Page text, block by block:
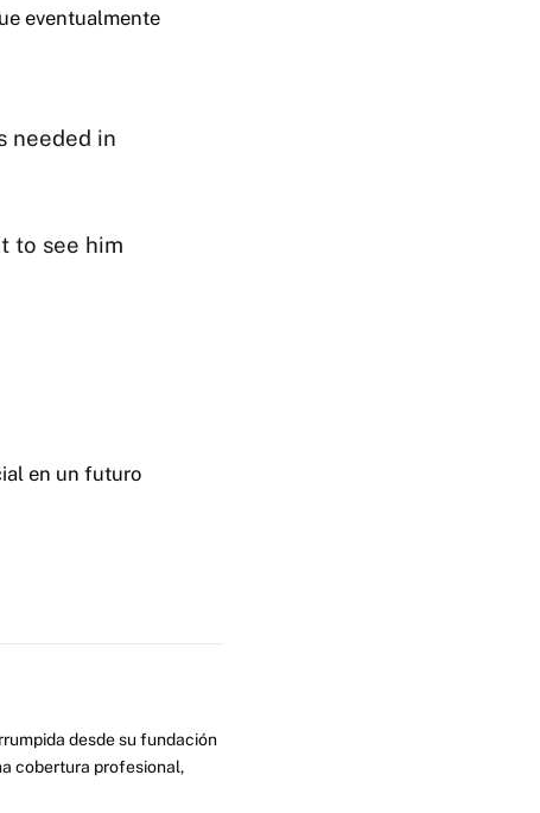
eventualmente
needed in
to see him
en un futuro
desde su fundación
cobertura profesional,